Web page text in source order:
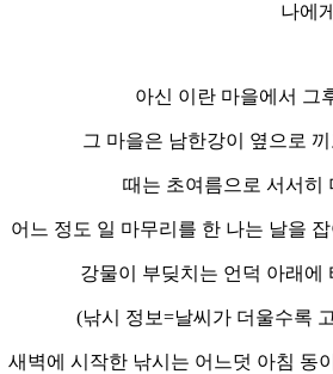
나에
아신 이란 마을에서 그
그 마을은 남한강이 옆으로
때는 초여름으로 서서히
어느 정도 일 마무리를 한 나는 날을
강물이 부딪치는 언덕 아래에
(낚시 정보=날씨가 더울수록
새벽에 시작한 낚시는 어느덧 아침 동